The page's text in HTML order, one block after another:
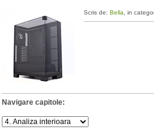
Scris de: Bella , in
Navigare capitole: